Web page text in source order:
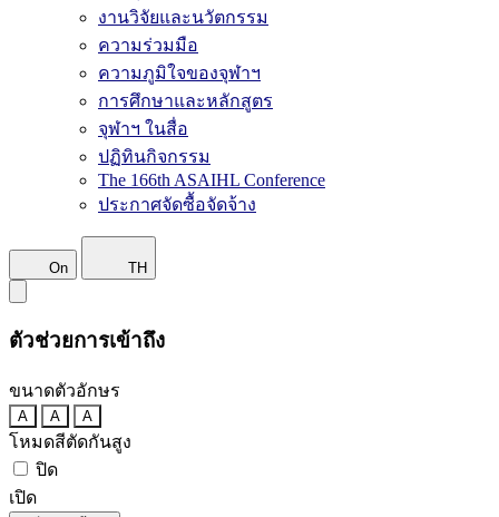
งานวิจัยและนวัตกรรม
ความร่วมมือ
ความภูมิใจของจุฬาฯ
การศึกษาและหลักสูตร
จุฬาฯ ในสื่อ
ปฏิทินกิจกรรม
The 166th ASAIHL Conference
ประกาศจัดซื้อจัดจ้าง
On TH
ตัวช่วยการเข้าถึง
ขนาดตัวอักษร
A A A
โหมดสีตัดกันสูง
ปิด
เปิด